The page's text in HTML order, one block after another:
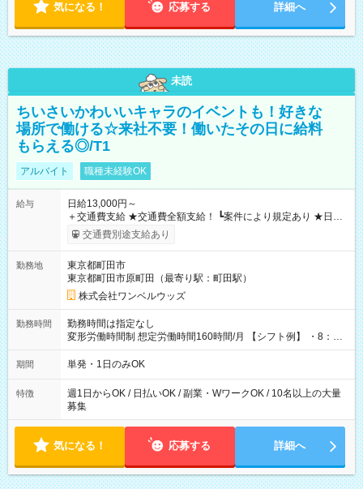
気になる！ 応募する 詳細へ
未読
ちいさいかわいいキャラのイベントも！好きな
場所で働ける☆来社不要！働いたその日に給料
もらえる◎/T1
アルバイト 職種未経験OK
給与
日給13,000円～
＋交通費支給 ★交通費全額支給！ ┗案件により規定あり ★日払
いOK！（規定あり） ┗働いたその日に現金GET♪ お仕事後はコ
ンビニATMから 日払い分を引き落とせます！ 【試用期間】試
交通費別途支給あり
勤務地
東京都町田市
東京都町田市原町田（最寄り駅：町田駅）
株式会社ワンベルウッズ
勤務時間
勤務時間は指定なし
変形労働時間制 想定労働時間160時間/月 【シフト例】 ・8：00
～21：00
期間 単発・1日のみOK
特徴
週1日からOK / 日払いOK / 副業・WワークOK / 10名以上の大量
募集
気になる！ 応募する 詳細へ